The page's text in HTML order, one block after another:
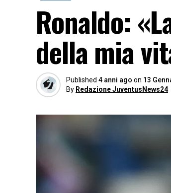
Ronaldo:
della mia
Published 4 anni ago on 13
By Redazione JuventusNews24